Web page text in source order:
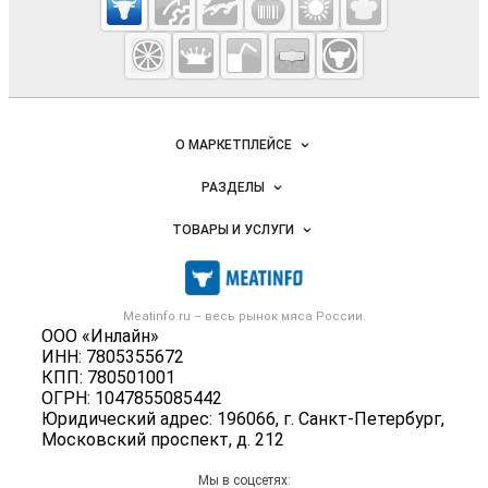
Meatinfo.ru —
мясо и
мясопродукты
Важные разделы и контакты
Meatinfo.ru – весь рынок мяса России.
ООО «Инлайн»
ИНН: 7805355672
КПП: 780501001
ОГРН: 1047855085442
Юридический адрес: 196066, г. Санкт-Петербург,
Московский проспект, д. 212
Навигация по сайтуО МАРКЕТПЛЕЙСЕ
Новости Meatinfo.ru
Размещение рекламы
Публичная оферта
Контактная информация
Политика обработки персональных данных
РАЗДЕЛЫ
Объявления
Новости рынка
Мониторинг
Вакансии
ТОВАРЫ И УСЛУГИ
Мясо, мясопродукты
Скот в живом весе
Колбасы, сосиски, деликатесы
Мясные полуфабрикаты
Мясные снеки
Яйца
Мы в соцсетях: